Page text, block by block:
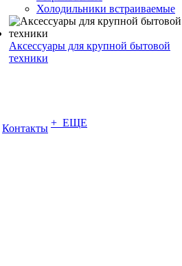
Холодильники встраиваемые
Аксессуары для крупной бытовой
техники
Контакты + ЕЩЕ